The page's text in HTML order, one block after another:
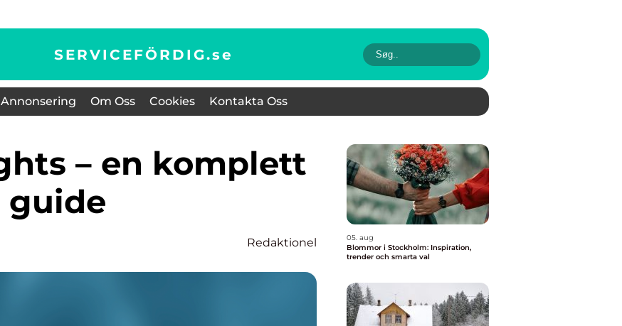
SERVICEFÖRDIG.se
Annonsering Om Oss Cookies Kontakta Oss
guide
Redaktionel
05. aug
Blommor i Stockholm: Inspiration,
trender och smarta val